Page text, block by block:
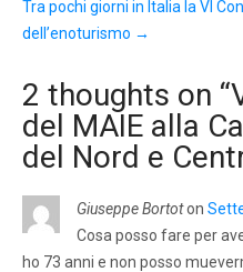
Tra pochi giorni in Italia la VI
dell’enoturismo →
2 thoughts on “
del MAIE alla
del Nord e
Giuseppe Bortoton
Cosa posso fare per
ho 73 anni e non posso